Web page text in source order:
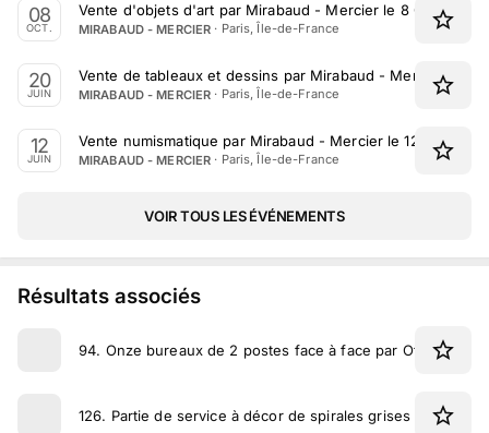
08
OCT.
Vente d'objets d'art par Mirabaud - Mercier le 8 Octobre
MIRABAUD - MERCIER · Paris, Île-de-France
20
JUIN
Vente de tableaux et dessins par Mirabaud - Mercier le 20
MIRABAUD - MERCIER · Paris, Île-de-France
12
JUIN
Vente numismatique par Mirabaud - Mercier le 12 Juin
MIRABAUD - MERCIER · Paris, Île-de-France
VOIR TOUS LES ÉVÉNEMENTS
Résultats associés
94. Onze bureaux de 2 postes face à face par Ofita
126. Partie de service à décor de spirales grises avec une